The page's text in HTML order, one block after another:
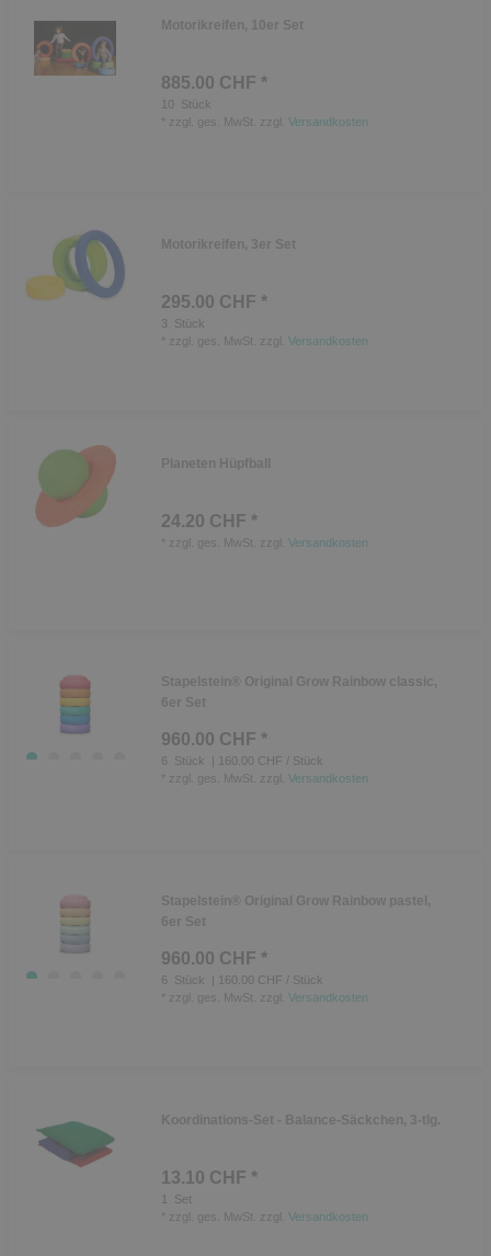
Motorikreifen, 10er Set
885.00 CHF *
10
Stück
zzgl. ges. MwSt. zzgl. Versandkosten
Motorikreifen, 3er Set
295.00 CHF *
3
Stück
zzgl. ges. MwSt. zzgl. Versandkosten
Planeten Hüpfball
24.20 CHF *
zzgl. ges. MwSt. zzgl. Versandkosten
Stapelstein® Original Grow Rainbow classic,
6er Set
960.00 CHF *
6 Stück
| 160.00 CHF / Stück
zzgl. ges. MwSt. zzgl. Versandkosten
Stapelstein® Original Grow Rainbow pastel,
6er Set
960.00 CHF *
6 Stück
| 160.00 CHF / Stück
zzgl. ges. MwSt. zzgl. Versandkosten
Koordinations-Set - Balance-Säckchen, 3-tlg.
13.10 CHF *
1
Set
zzgl. ges. MwSt. zzgl. Versandkosten